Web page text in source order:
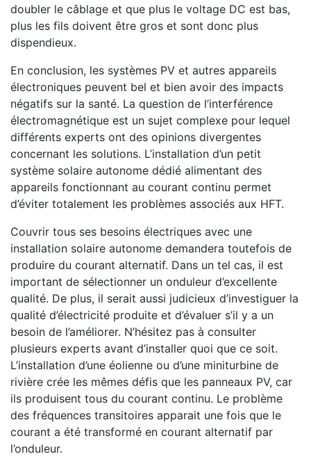
doubler le câblage et que plus le voltage DC est bas,
plus les fils doivent être gros et sont donc plus
dispendieux.
En conclusion, les systèmes PV et autres appareils
électroniques peuvent bel et bien avoir des impacts
négatifs sur la santé. La question de l’interférence
électromagnétique est un sujet complexe pour lequel
différents experts ont des opinions divergentes
concernant les solutions. L’installation d’un petit
système solaire autonome dédié alimentant des
appareils fonctionnant au courant continu permet
d’éviter totalement les problèmes associés aux HFT.
Couvrir tous ses besoins électriques avec une
installation solaire autonome demandera toutefois de
produire du courant alternatif. Dans un tel cas, il est
important de sélectionner un onduleur d’excellente
qualité. De plus, il serait aussi judicieux d’investiguer la
qualité d’électricité produite et d’évaluer s’il y a un
besoin de l’améliorer. N’hésitez pas à consulter
plusieurs experts avant d’installer quoi que ce soit.
L’installation d’une éolienne ou d’une miniturbine de
rivière crée les mêmes défis que les panneaux PV, car
ils produisent tous du courant continu. Le problème
des fréquences transitoires apparait une fois que le
courant a été transformé en courant alternatif par
l’onduleur.